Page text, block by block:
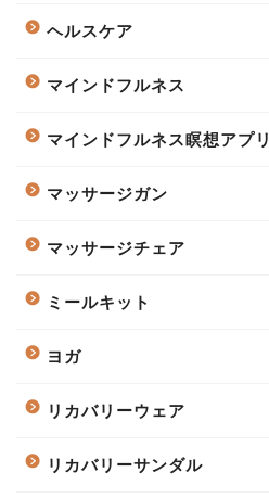
ヘルスケア
マインドフルネス
マインドフルネス瞑想アプリ
マッサージガン
マッサージチェア
ミールキット
ヨガ
リカバリーウェア
リカバリーサンダル